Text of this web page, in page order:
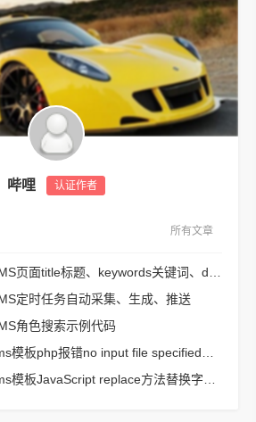
哔哩 认证作者
所有文章
定时任务自动采集、生成、推送
角色搜索示例代码